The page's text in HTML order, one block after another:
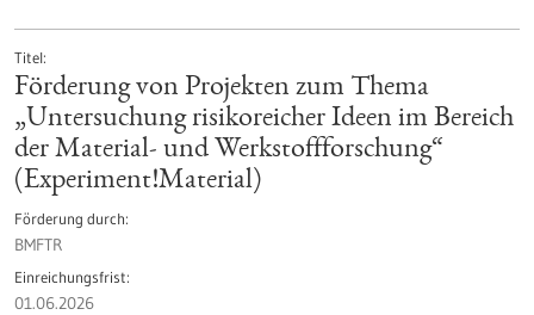
Titel
Förderung von Projekten zum Thema
„Untersuchung risikoreicher Ideen im Bereich
der Material- und Werkstoffforschung“
(Experiment!Material)
Förderung durch
BMFTR
Einreichungsfrist
01.06.2026